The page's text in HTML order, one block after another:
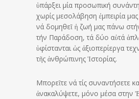
ὑπάρξει μία προσωπική
χωρίς μεσολάβηση ἐμπειρία
νά δομηθεῖ ἡ ζωή μας πάνω
τήν Παράδοση, τά δύο αὐτά
ὑφίστανται ὡς ἀξιοπερίεργα
τῆς ἀνθρώπινης Ἱστορίας.
Μπορεῖτε νά τίς συναντήσετε
ἀνακαλύψετε, μόνο μέσα στην